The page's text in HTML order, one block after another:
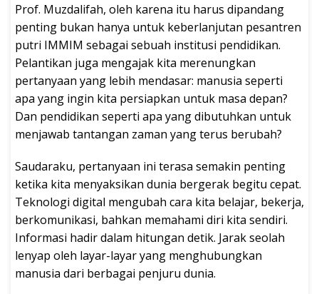
Prof. Muzdalifah, oleh karena itu harus dipandang
penting bukan hanya untuk keberlanjutan pesantren
putri IMMIM sebagai sebuah institusi pendidikan.
Pelantikan juga mengajak kita merenungkan
pertanyaan yang lebih mendasar: manusia seperti
apa yang ingin kita persiapkan untuk masa depan?
Dan pendidikan seperti apa yang dibutuhkan untuk
menjawab tantangan zaman yang terus berubah?
Saudaraku, pertanyaan ini terasa semakin penting
ketika kita menyaksikan dunia bergerak begitu cepat.
Teknologi digital mengubah cara kita belajar, bekerja,
berkomunikasi, bahkan memahami diri kita sendiri.
Informasi hadir dalam hitungan detik. Jarak seolah
lenyap oleh layar-layar yang menghubungkan
manusia dari berbagai penjuru dunia.